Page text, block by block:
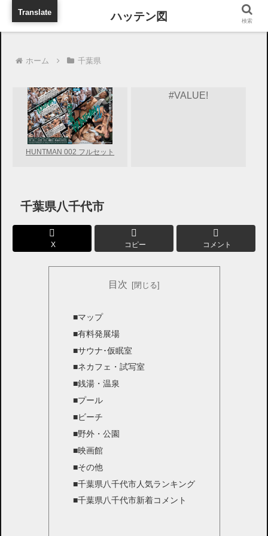
旅行に出張に待ち合わせに
ホーム 千葉県
HUNTMAN 002 フルセット
#VALUE!
千葉県八千代市
X コピー コメント
目次
■マップ
■有料発展場
■サウナ･仮眠室
■ネカフェ・試写室
■銭湯・温泉
■プール
■ビーチ
■野外・公園
■映画館
■その他
■千葉県八千代市人気ランキング
■千葉県八千代市新着コメント
検索
Translate